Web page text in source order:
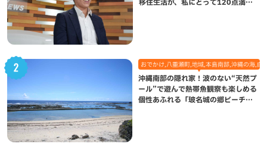
移住生活が、私にとって120点満点
おでかけ,八重瀬町,地域,本島南部,沖縄の海,自
沖縄南部の隠れ家！波のない“天然プ
ール”で遊んで熱帯魚観察も楽しめる
個性あふれる「玻名城の郷ビーチ」